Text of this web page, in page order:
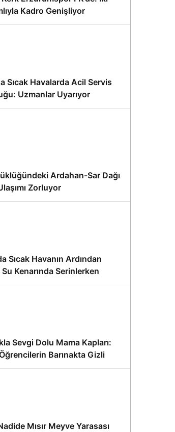
Kadro Genişliyor
Sıcak Havalarda Acil Servis
Uzmanlar Uyarıyor
Ardahan-Sar Dağı
Zorluyor
Sıcak Havanın Ardından
Su Kenarında Serinlerken
Sevgi Dolu Mama Kapları:
Barınakta Gizli
İçin Gönüllü Proje
Mısır Meyve Yarasası